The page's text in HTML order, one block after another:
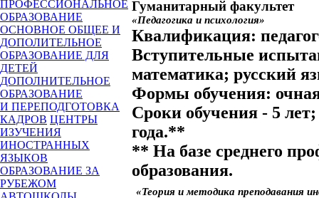
ПРОФЕССИОНАЛЬНОЕ
ОБРАЗОВАНИЕ
ОСНОВНОЕ ОБЩЕЕ И
ДОПОЛИТЕЛЬНОЕ
ОБРАЗОВАНИЕ ДЛЯ
ДЕТЕЙ
ДОПОЛНИТЕЛЬНОЕ
ОБРАЗОВАНИЕ
И ПЕРЕПОДГОТОВКА
КАДРОВ ЦЕНТРЫ
ИЗУЧЕНИЯ
ИНОСТРАННЫХ
ЯЗЫКОВ
ОБРАЗОВАНИЕ ЗА
РУБЕЖОМ
Гуманитарный факультет
«Педагогика и психология»
Квалификация:
Вступительные
математика; русский
Формы обучения:
Сроки обучения - 5 лет;
года.**
** На базе среднего
образования.
«Теория и методика преподавания